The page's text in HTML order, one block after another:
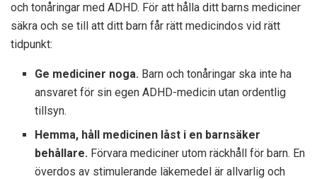
och tonåringar med ADHD. För att hålla ditt barns mediciner
säkra och se till att ditt barn får rätt medicindos vid rätt
tidpunkt:
Ge mediciner noga. Barn och tonåringar ska inte ha
ansvaret för sin egen ADHD-medicin utan ordentlig
tillsyn.
Hemma, håll medicinen låst i en barnsäker
behållare. Förvara mediciner utom räckhåll för barn. En
överdos av stimulerande läkemedel är allvarlig och